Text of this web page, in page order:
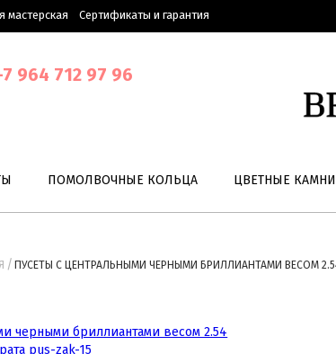
мастерская Сертификаты и гарантия
964 712 97 96
ПОМОЛВОЧНЫЕ КОЛЬЦА ЦВЕТНЫЕ КАМНИ
/ ПУСЕТЫ С ЦЕНТРАЛЬНЫМИ ЧЕРНЫМИ БРИЛЛИАНТАМИ ВЕСОМ 2.54